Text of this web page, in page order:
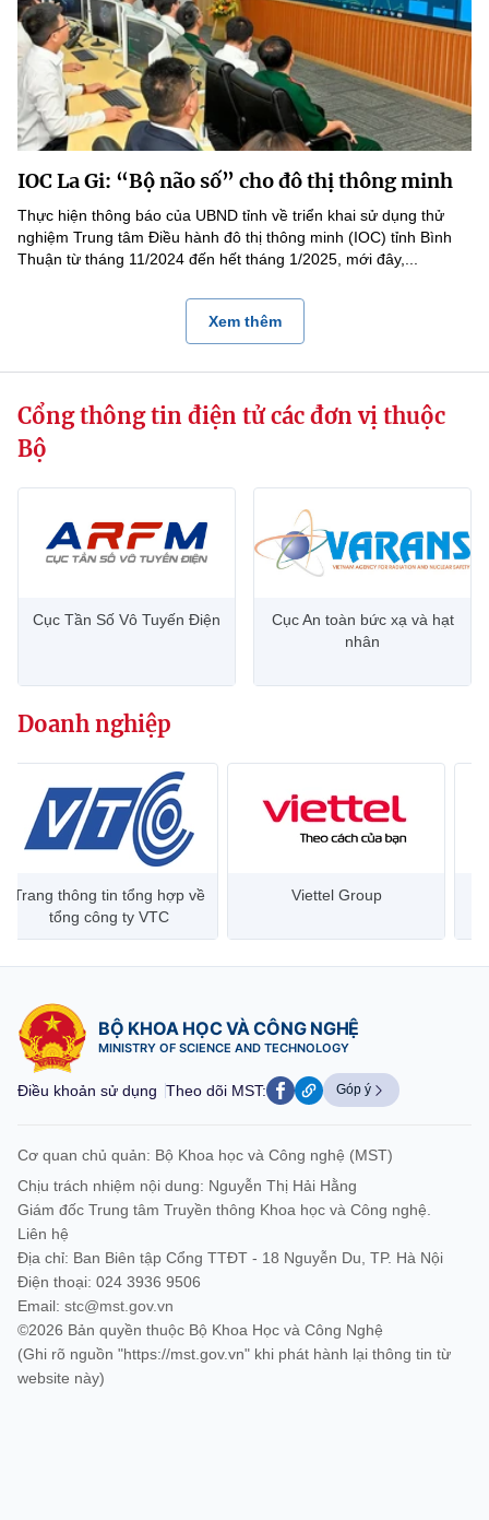
IOC La Gi: “Bộ não số” cho đô thị thông minh
Thực hiện thông báo của UBND tỉnh về triển khai sử dụng thử
nghiệm Trung tâm Điều hành đô thị thông minh (IOC) tỉnh Bình
Thuận từ tháng 11/2024 đến hết tháng 1/2025, mới đây,...
Xem thêm
Cổng thông tin điện tử các đơn vị thuộc
Bộ
Cục Tần Số Vô Tuyến Điện
Cục An toàn bức xạ và hạt
nhân
Doanh nghiệp
Trang thông tin tổng hợp về
tổng công ty VTC
Viettel Group
BỘ KHOA HỌC VÀ CÔNG NGHỆ
MINISTRY OF SCIENCE AND TECHNOLOGY
Điều khoản sử dụng Theo dõi MST: Góp ý
Cơ quan chủ quản: Bộ Khoa học và Công nghệ (MST)
Chịu trách nhiệm nội dung: Nguyễn Thị Hải Hằng
Giám đốc Trung tâm Truyền thông Khoa học và Công nghệ.
Liên hệ
Địa chỉ: Ban Biên tập Cổng TTĐT - 18 Nguyễn Du, TP. Hà Nội
Điện thoại: 024 3936 9506
Email: stc@mst.gov.vn
©2026 Bản quyền thuộc Bộ Khoa Học và Công Nghệ
(Ghi rõ nguồn "https://mst.gov.vn" khi phát hành lại thông tin từ
website này)